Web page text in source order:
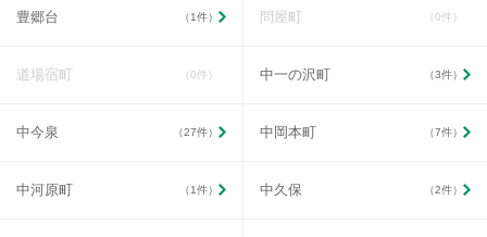
豊郷台 （1件） 問屋町 （0件）
道場宿町 （0件） 中一の沢町 （3件）
中今泉 （27件） 中岡本町 （7件）
中河原町 （1件） 中久保 （2件）